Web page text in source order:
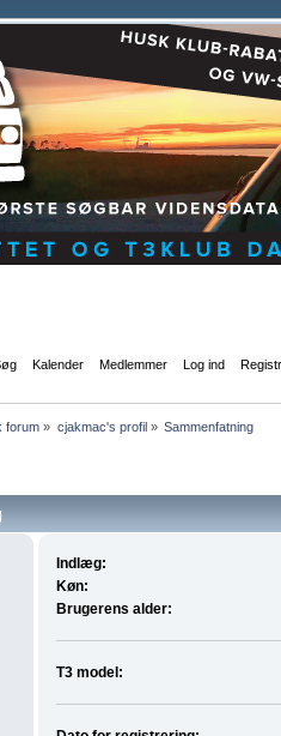
Kalender Medlemmer Log ind
forum » cjakmac's profil» Sammenfatning
Indlæg:
Køn:
Brugerens alder:
T3 model: